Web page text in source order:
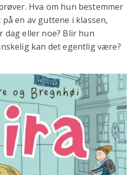
Hva om hun bestemmer
en av guttene i klassen,
dag eller noe? Blir hun
kan det egentlig være?